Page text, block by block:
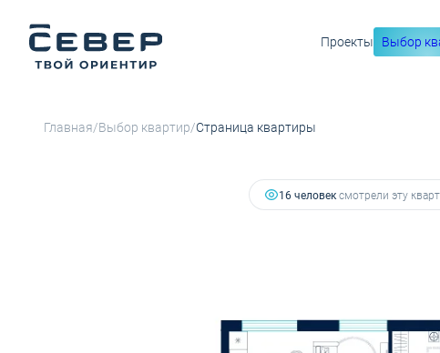
Проекты Выбор
Главная/Выбор квартир/Страница квартиры
16 человексмотрели эту